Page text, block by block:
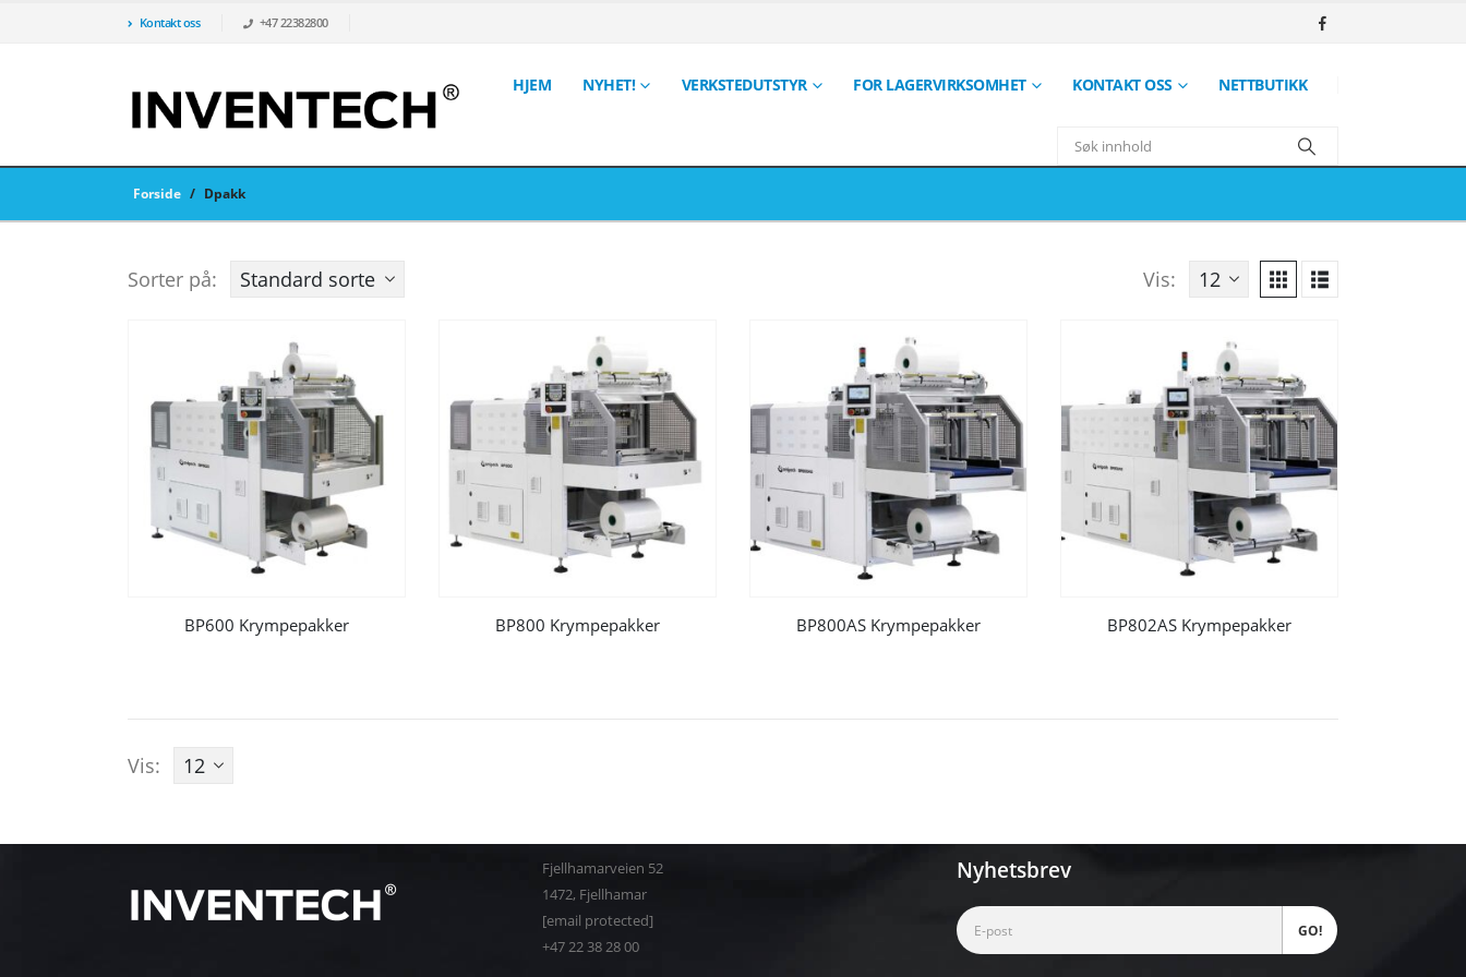
Kontakt oss +47 22382800
HJEM NYHET! VERKSTEDUTSTYR FOR LAGERVIRKSOMHET KONTAKT OSS NETTBUTIKK
Forside / Dpakk
Sorter på: Vis:
BP600 Krympepakker BP800 Krympepakker BP800AS Krympepakker BP802AS Krympepakker
Vis:
Fjellhamarveien 52
1472, Fjellhamar
[email protected]
+47 22 38 28 00
Nyhetsbrev